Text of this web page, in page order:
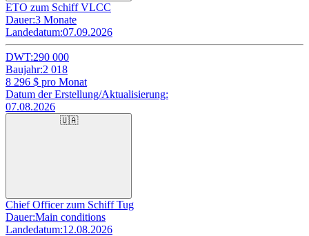
ETO zum Schiff VLCC
Dauer:3 Monate
Landedatum:07.09.2026
DWT:290 000
Baujahr:2 018
8 296 $ pro Monat
Datum der Erstellung/Aktualisierung:
07.08.2026
🇺🇦
Chief Officer zum Schiff Tug
Dauer:Main conditions
Landedatum:12.08.2026